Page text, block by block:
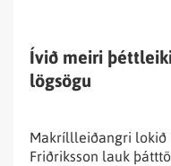
Ívið meiri
lögsögu
Makríllleiðangri lokið
Friðriksson lauk